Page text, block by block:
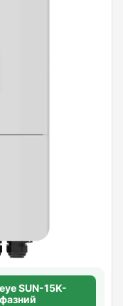
SUN-15K-